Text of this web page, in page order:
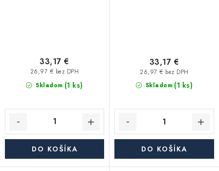
Skladom (1 ks)
26,97 € bez DPH
33,17 €
DO KOŠÍKA
Skladom (1 ks)
26,97 € bez DPH
33,17 €
DO KOŠÍKA